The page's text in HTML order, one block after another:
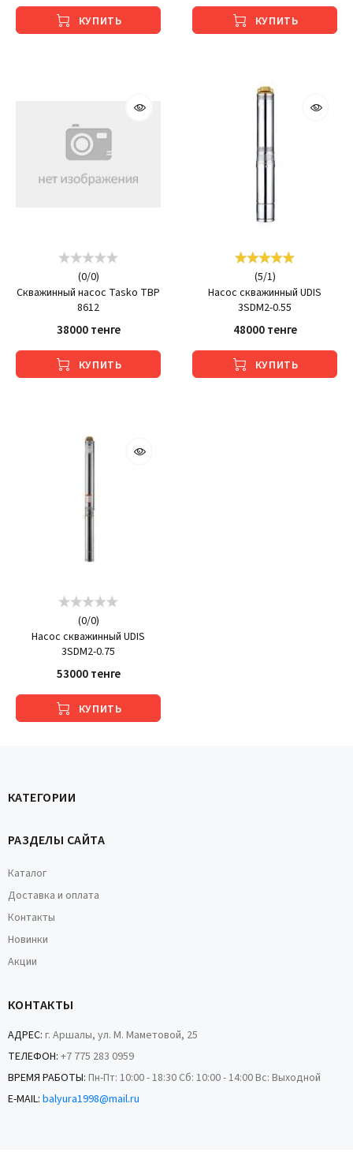
КУПИТЬ КУПИТЬ
(0/0)
Скважинный насос Tasko TBP
8612
38000 тенге
КУПИТЬ
(5/1)
Насос скважинный UDIS
3SDM2-0.55
48000 тенге
КУПИТЬ
(0/0)
Насос скважинный UDIS
3SDM2-0.75
53000 тенге
КУПИТЬ
КАТЕГОРИИ
РАЗДЕЛЫ САЙТА
Каталог
Доставка и оплата
Контакты
Новинки
Акции
КОНТАКТЫ
АДРЕС: г. Аршалы, ул. М. Маметовой, 25
ТЕЛЕФОН: +7 775 283 0959
ВРЕМЯ РАБОТЫ: Пн-Пт: 10:00 - 18:30 Сб: 10:00 - 14:00 Вс: Выходной
E-MAIL: balyura1998@mail.ru